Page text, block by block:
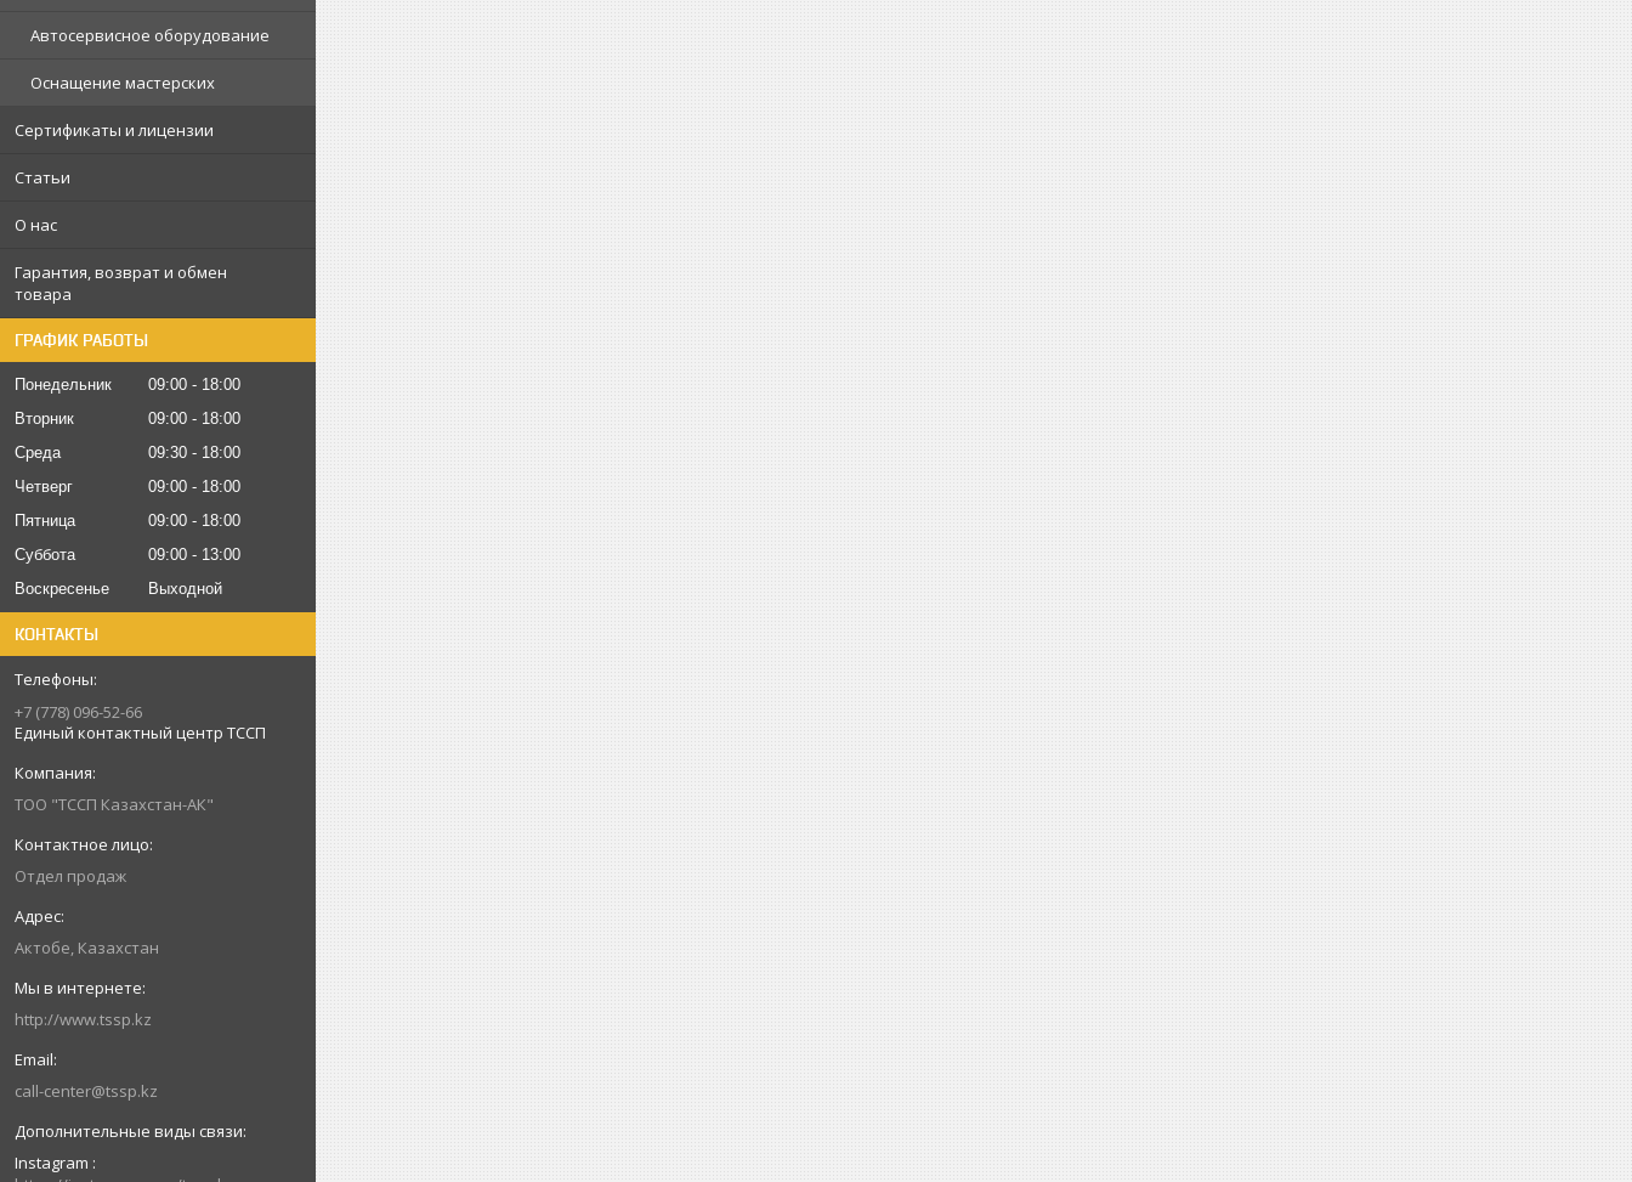
Автосервисное оборудование
Оснащение мастерских
Сертификаты и лицензии
Статьи
О нас
Гарантия, возврат и обмен
товара
ГРАФИК РАБОТЫ
Понедельник 09:00
18:00
Вторник
09:00
18:00
Среда
09:30
18:00
Четверг
09:00
18:00
Пятница
09:00
18:00
Суббота
09:00
13:00
Воскресенье
Выходной
КОНТАКТЫ
+7 (778) 096-52-66
Единый контактный центр ТССП
ТОО "ТССП Казахстан-АК"
Отдел продаж
Актобе, Казахстан
http://www.tssp.kz
call-center@tssp.kz
Instagram